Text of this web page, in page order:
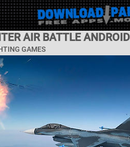
AIR BATTLE
GAMES